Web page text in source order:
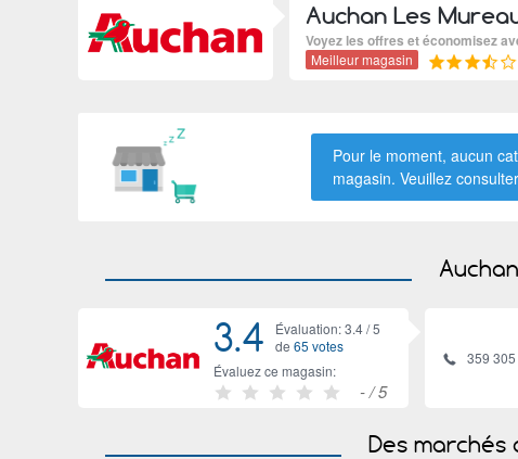
Auchan Les
Voyez les offres et économisez
Meilleur magasin
Pour le moment, aucun
magasin. Veuillez
3.4 Évaluation: 3.4 /5
de 65 votes
Évaluez ce magasin:
-/ 5
359
Des marchés